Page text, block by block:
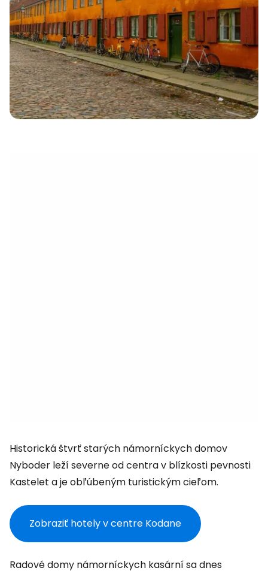
Historická štvrť starých námorníckych domov
Nyboder leží severne od centra v blízkosti pevnosti
Kastelet a je obľúbeným turistickým cieľom.
Zobraziť hotely v centre Kodane
Radové domy námorníckych kasární sa dnes